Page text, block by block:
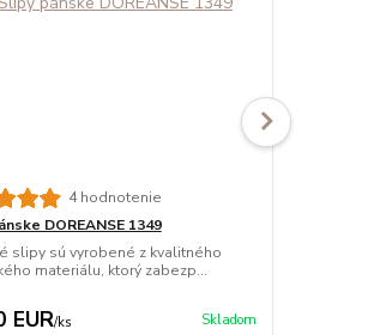
4 hodnotenie
DOREANSE 1349
slipy sú vyrobené z kvalitného
materiálu, ktorý zabezp...
EUR/ks Skladom